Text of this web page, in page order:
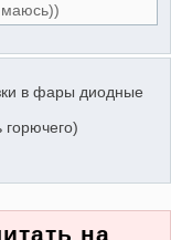
маюсь))
в фары диодные
на